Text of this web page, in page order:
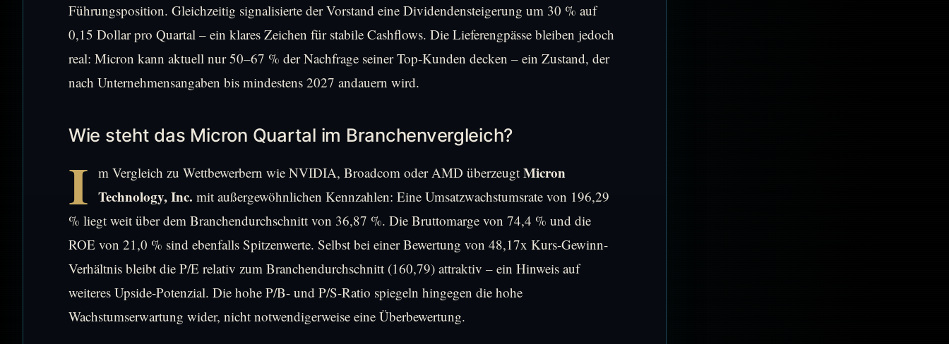
Führungsposition. Gleichzeitig signalisierte der Vorstand eine Dividendensteigerung um 30 % auf
0,15 Dollar pro Quartal – ein klares Zeichen für stabile Cashflows. Die Lieferengpässe bleiben jedoch
real: Micron kann aktuell nur 50–67 % der Nachfrage seiner Top-Kunden decken – ein Zustand, der
nach Unternehmensangaben bis mindestens 2027 andauern wird.
Wie steht das Micron Quartal im Branchenvergleich?
I m Vergleich zu Wettbewerbern wie NVIDIA, Broadcom oder AMD überzeugt Micron
Technology, Inc. mit außergewöhnlichen Kennzahlen: Eine Umsatzwachstumsrate von 196,29
% liegt weit über dem Branchendurchschnitt von 36,87 %. Die Bruttomarge von 74,4 % und die
ROE von 21,0 % sind ebenfalls Spitzenwerte. Selbst bei einer Bewertung von 48,17x Kurs-Gewinn-
Verhältnis bleibt die P/E relativ zum Branchendurchschnitt (160,79) attraktiv – ein Hinweis auf
weiteres Upside-Potenzial. Die hohe P/B- und P/S-Ratio spiegeln hingegen die hohe
Wachstumserwartung wider, nicht notwendigerweise eine Überbewertung.